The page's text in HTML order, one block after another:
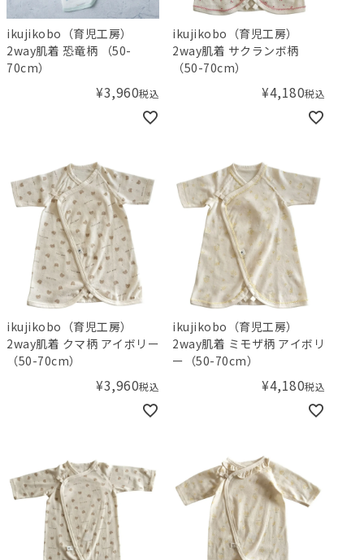
ikujikobo（育児工房）
2way肌着 恐竜柄 （50-
70cm）
¥3,960税込
ikujikobo（育児工房）
2way肌着 サクランボ柄
（50-70cm）
¥4,180税込
ikujikobo（育児工房）
2way肌着 クマ柄 アイボリー
（50-70cm）
¥3,960税込
ikujikobo（育児工房）
2way肌着 ミモザ柄 アイボリ
ー（50-70cm）
¥4,180税込